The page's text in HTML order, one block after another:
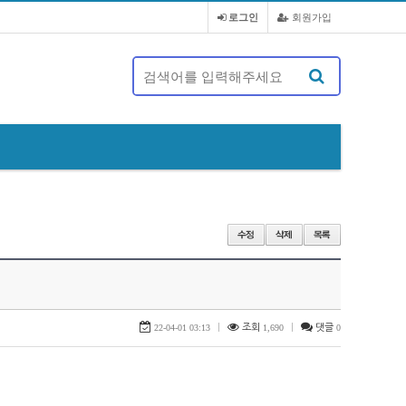
회원가입
로그인
22-04-01 03:13 조회 1,690 댓글 0